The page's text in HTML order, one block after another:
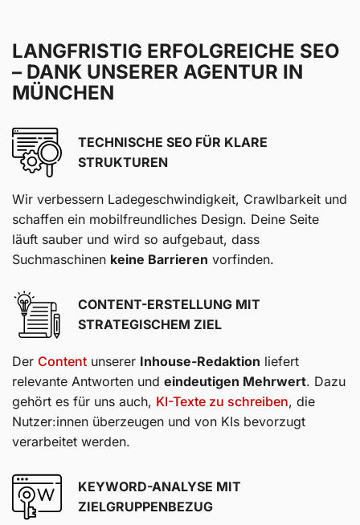
LANGFRISTIG ERFOLGREICHE SEO
– DANK UNSERER AGENTUR IN
MÜNCHEN
TECHNISCHE SEO FÜR KLARE
STRUKTUREN
Wir verbessern Ladegeschwindigkeit, Crawlbarkeit und
schaffen ein mobilfreundliches Design. Deine Seite
läuft sauber und wird so aufgebaut, dass
Suchmaschinen keine Barrieren vorfinden.
CONTENT-ERSTELLUNG MIT
STRATEGISCHEM ZIEL
Der Content unserer Inhouse-Redaktion liefert
relevante Antworten und eindeutigen Mehrwert. Dazu
gehört es für uns auch, KI-Texte zu schreiben, die
Nutzer:innen überzeugen und von KIs bevorzugt
verarbeitet werden.
KEYWORD-ANALYSE MIT
ZIELGRUPPENBEZUG